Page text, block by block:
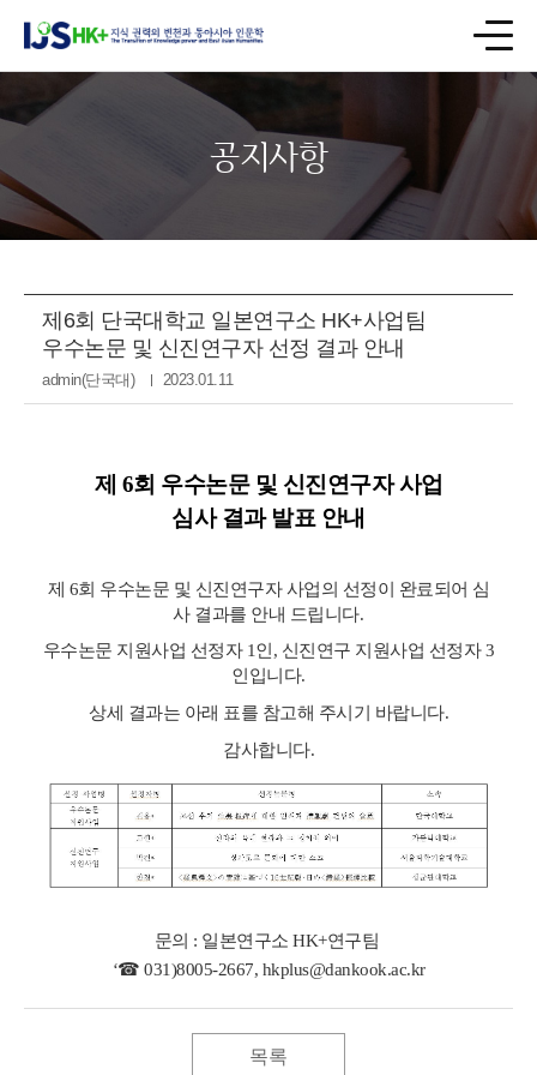
공지사항
제6회 단국대학교 일본연구소 HK+사업팀
우수논문 및 신진연구자 선정 결과 안내
admin(단국대) 2023.01.11
제 6회 우수논문 및 신진연구자 사업
심사 결과 발표 안내
제 6회 우수논문 및 신진연구자 사업의 선정이 완료되어 심
사 결과를 안내 드립니다.
우수논문 지원사업 선정자 1인, 신진연구 지원사업 선정자 3
인입니다.
상세 결과는 아래 표를 참고해 주시기 바랍니다.
감사합니다.
문의 : 일본연구소 HK+연구팀
‘☎ 031)8005-2667, hkplus@dankook.ac.kr
목록